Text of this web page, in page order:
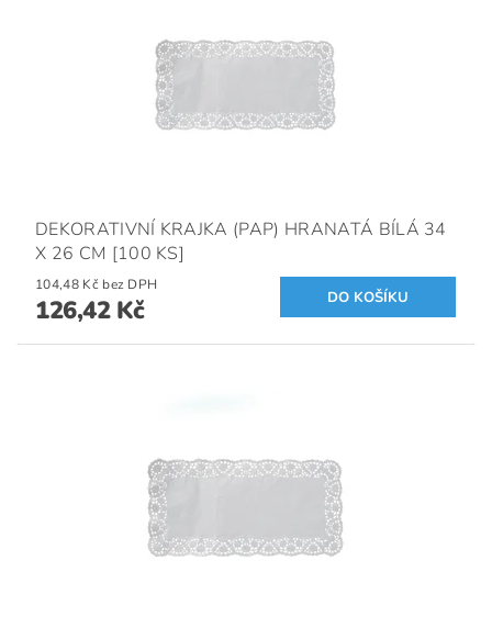
DEKORATIVNÍ KRAJKA (PAP) HRANATÁ BÍLÁ 34
X 26 CM [100 KS]
104,48 Kč bez DPH
126,42 Kč